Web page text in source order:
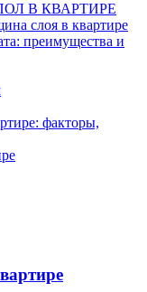
В КВАРТИРЕ
слоя в квартире
преимущества и
факторы,